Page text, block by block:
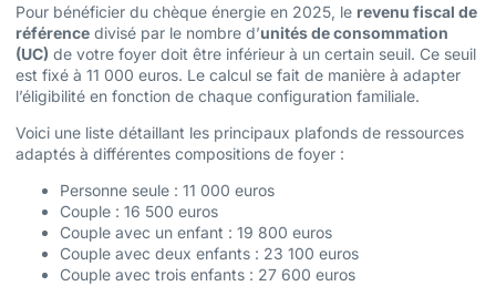
Pour bénéficier du chèque énergie en 2025, le revenu fiscal de
référence divisé par le nombre d’unités de consommation
(UC) de votre foyer doit être inférieur à un certain seuil. Ce seuil
est fixé à 11 000 euros. Le calcul se fait de manière à adapter
l’éligibilité en fonction de chaque configuration familiale.
Voici une liste détaillant les principaux plafonds de ressources
adaptés à différentes compositions de foyer :
Personne seule : 11 000 euros
Couple : 16 500 euros
Couple avec un enfant : 19 800 euros
Couple avec deux enfants : 23 100 euros
Couple avec trois enfants : 27 600 euros